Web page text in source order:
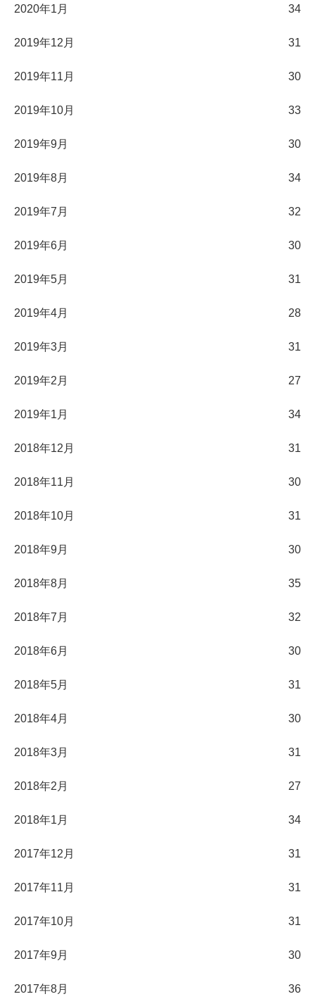
2020年1月 34
2019年12月 31
2019年11月 30
2019年10月 33
2019年9月 30
2019年8月 34
2019年7月 32
2019年6月 30
2019年5月 31
2019年4月 28
2019年3月 31
2019年2月 27
2019年1月 34
2018年12月 31
2018年11月 30
2018年10月 31
2018年9月 30
2018年8月 35
2018年7月 32
2018年6月 30
2018年5月 31
2018年4月 30
2018年3月 31
2018年2月 27
2018年1月 34
2017年12月 31
2017年11月 31
2017年10月 31
2017年9月 30
2017年8月 36